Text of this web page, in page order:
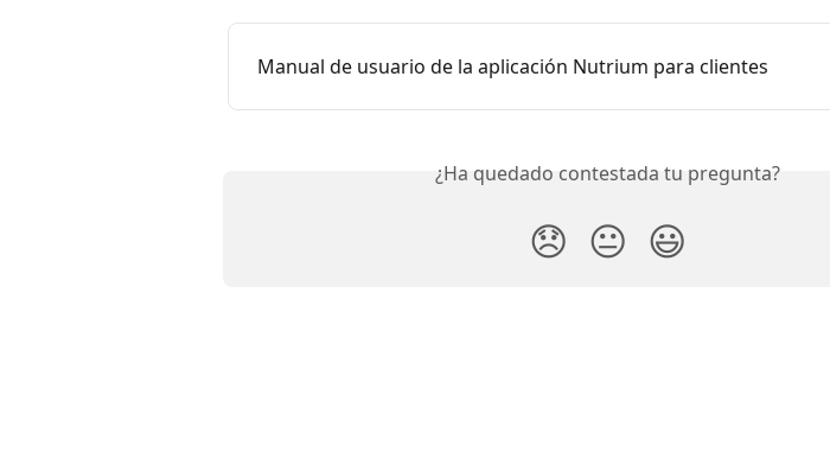
Manual de usuario de la aplicación Nutrium para clientes
¿Ha quedado contestada tu pregunta?
😞 😐 😃